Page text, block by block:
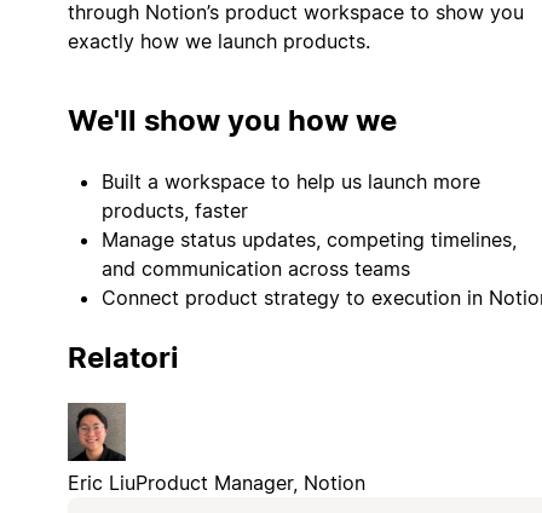
through Notion’s product workspace to show you
exactly how we launch products.
We'll show you how we
Built a workspace to help us launch more
products, faster
Manage status updates, competing timelines,
and communication across teams
Connect product strategy to execution in
Relatori
Eric LiuProduct Manager, Notion